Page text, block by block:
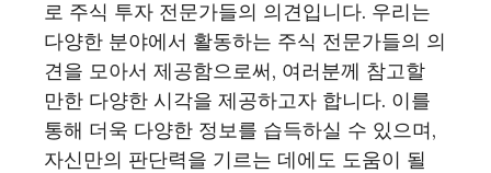
로 주식 투자 전문가들의 의견입니다. 우리는
다양한 분야에서 활동하는 주식 전문가들의 의
견을 모아서 제공함으로써, 여러분께 참고할
만한 다양한 시각을 제공하고자 합니다. 이를
통해 더욱 다양한 정보를 습득하실 수 있으며,
자신만의 판단력을 기르는 데에도 도움이 될